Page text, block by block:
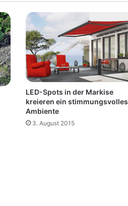
LED-Spots in der Markise
kreieren ein stimmungsvolles
Ambiente
3. August 2015